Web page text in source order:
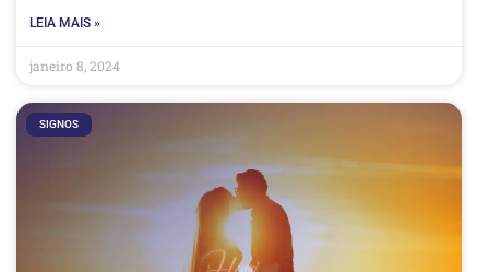
LEIA MAIS »
janeiro 8, 2024
SIGNOS